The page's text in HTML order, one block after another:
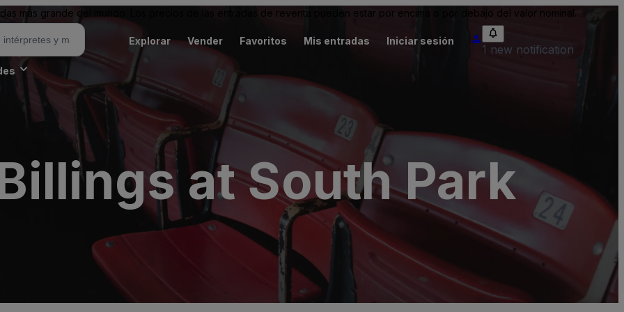
más grande del mundo. Los precios de las entradas de reventa pueden estar por encima o por debajo del valor nominal.
Explorar Vender Favoritos Mis entradas Iniciar sesión
1 new notification
at South Park